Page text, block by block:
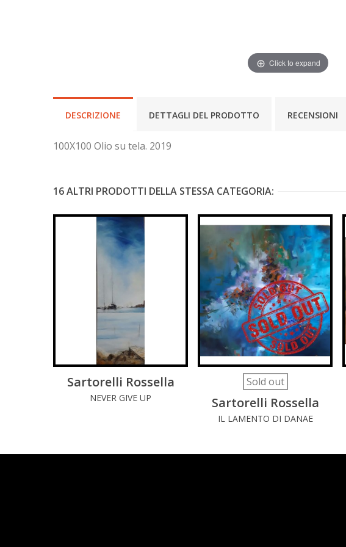
Click to expand
DESCRIZIONE DETTAGLI DEL PRODOTTO RECENSIONI
100X100 Olio su tela. 2019
16 ALTRI PRODOTTI DELLA STESSA CATEGORIA:
LEGGI DI PIÚ
Sartorelli Rossella
NEVER GIVE UP
LEGGI DI PIÚ
Sold out
Sartorelli Rossella
IL LAMENTO DI DANAE